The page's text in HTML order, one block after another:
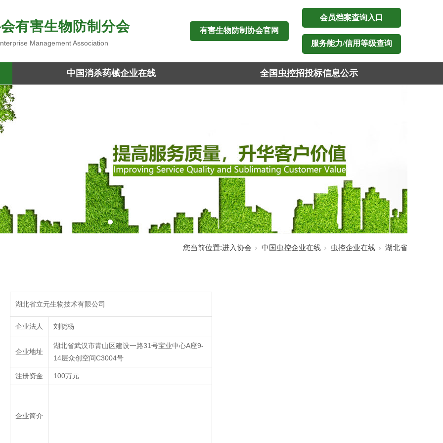
有害生物防制分会 有害生物防制协会官网
Management Association 服务能力/信用等级查询
会员档案查询入口
中国消杀药械企业在线 全国虫控招投标信息公示
您当前位置:进入协会 中国虫控企业在线 虫控企业在线 湖北省
湖北省立元生物技术有限公司
企业法人 刘晓杨
企业地址
湖北省武汉市青山区建设一路31号宝业中心A座9-
14层众创空间C3004号
注册资金 100万元
企业简介